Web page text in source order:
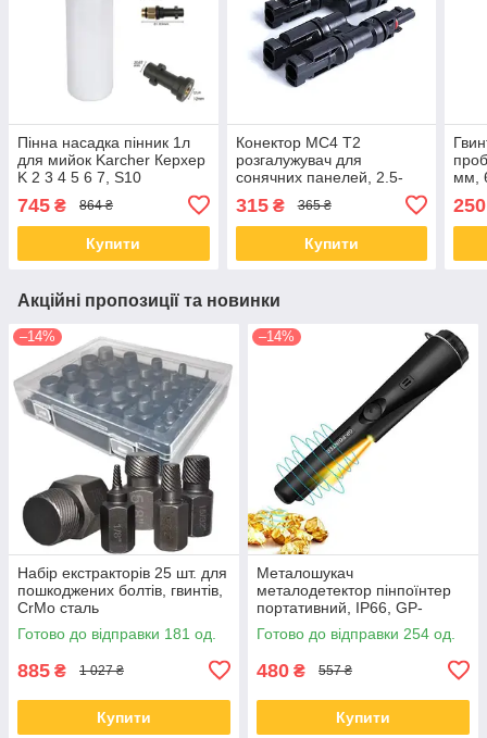
Пінна насадка пінник 1л
для мийок Karcher Керхер
K 2 3 4 5 6 7, S10
745 ₴ 864 ₴
Купити
Конектор MC4 Т2
розгалужувач для
сонячних панелей, 2.5-
315₴ 365 ₴
Купити
мм,
250
Акційні пропозиції та новинки
–14%
Набір екстракторів 25 шт. для
пошкоджених болтів, гвинтів,
CrMo сталь
Готово до відправки 181 од.
885 ₴ 1 027 ₴
Купити
–14%
Металошукач
металодетектор пінпоїнтер
портативний, IP66, GP-
Pointer
Готово до відправки 254 од.
480 ₴ 557 ₴
Купити